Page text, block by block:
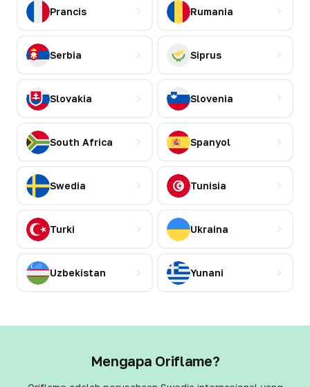
Prancis Rumania
Serbia Siprus
Slovakia Slovenia
South Africa Spanyol
Swedia Tunisia
Turki Ukraina
Uzbekistan Yunani
Mengapa Oriflame?